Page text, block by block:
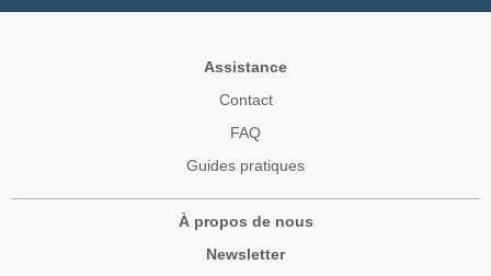
Assistance
Contact
FAQ
Guides pratiques
À propos de nous
Newsletter